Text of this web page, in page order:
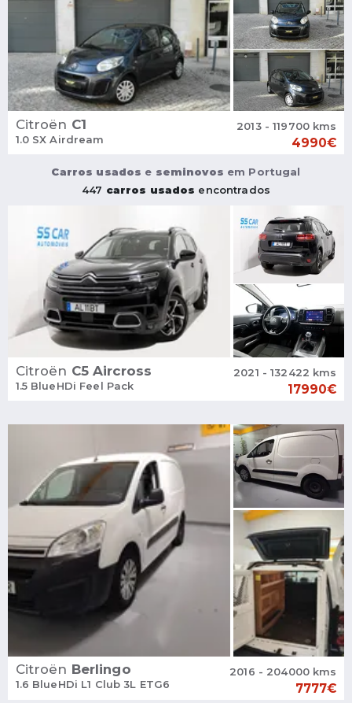
Citroën C1
1.0 SX Airdream
2013 - 119700 kms
4990€
Carros usados e seminovos em Portugal
447 carros usados encontrados
Citroën C5 Aircross
1.5 BlueHDi Feel Pack
2021 - 132422 kms
17990€
Citroën Berlingo
1.6 BlueHDi L1 Club 3L ETG6
2016 - 204000 kms
7777€